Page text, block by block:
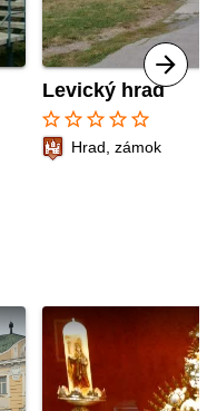
Levický hrad
star_border star_border star_border star_border star_border
Hrad, zámok